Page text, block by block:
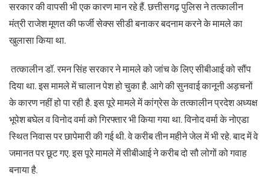
सरकार की वापसी भी एक कारण मान रहे हैं. छत्तीसगढ़ पुलिस ने तत्कालीन
मंत्री राजेश मूणत की फर्जी सेक्स सीडी बनाकर बदनाम करने के मामले का
खुलासा किया था.
तत्कालीन डॉ. रमन सिंह सरकार ने मामले को जांच के लिए सीबीआई को सौंप
दिया था. इस मामले में चालान पेश हो चुका है. आगे की सुनवाई कानूनी अड़चनों
के कारण नहीं हो पा रही है. इस पूरे मामले में कांग्रेस के तत्कालीन प्रदेश अध्यक्ष
भूपेश बघेल व विनोद वर्मा को गिरफ्तार भी किया गया था. विनोद वर्मा के नोएडा
स्थित निवास पर छापेमारी की गई थी. वे करीब तीन महीने जेल में भी रहे. बाद में वे
जमानत पर छूट गए. इस पूरे मामले में सीबीआई ने करीब दो सौ लोगों को गवाह
बनाया है.